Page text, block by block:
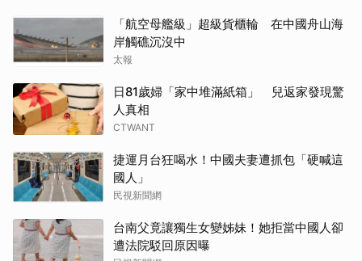
「航空母艦級」超級貨櫃輪 在中國舟山海
岸觸礁沉沒中
太報
日81歲婦「家中堆滿紙箱」 兒返家發現驚
人真相
CTWANT
捷運月台狂喝水！中國夫妻遭抓包「硬喊這
國人」
民視新聞網
台南父竟讓獨生女變姊妹！她拒當中國人卻
遭法院駁回原因曝